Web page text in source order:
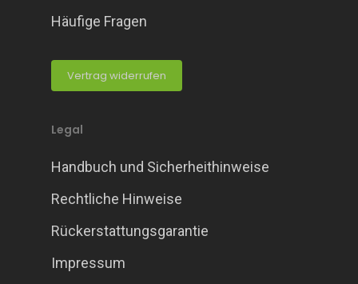
Häufige Fragen
Vertrag widerrufen
Legal
Handbuch und Sicherheithinweise
Rechtliche Hinweise
Rückerstattungsgarantie
Impressum